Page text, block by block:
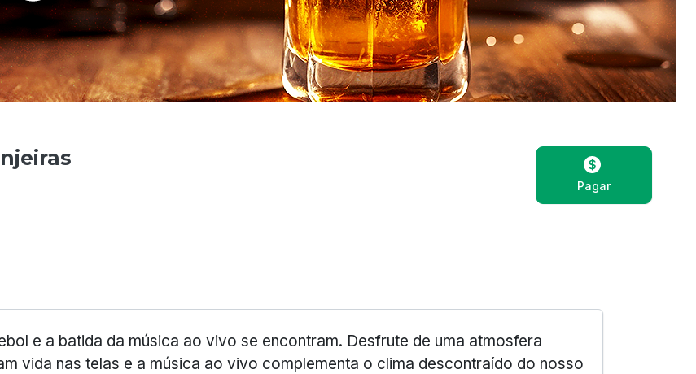
Pagar
e a batida da música ao vivo se encontram. Desfrute de uma atmosfera
vida nas telas e a música ao vivo complementa o clima descontraído do nosso